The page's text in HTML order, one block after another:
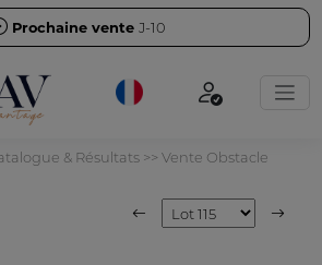
Prochaine vente J-10
& Résultats>> Vente Obstacle